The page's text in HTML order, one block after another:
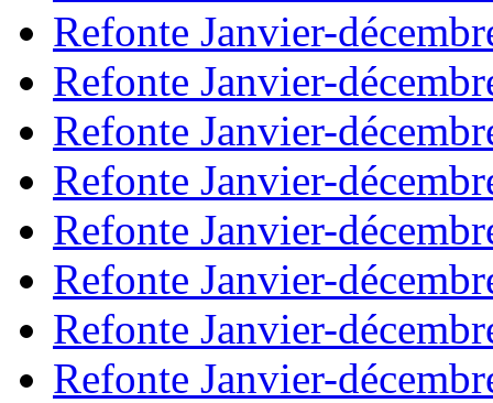
Refonte Janvier-
Refonte Janvier-
Refonte Janvier-
Refonte Janvier-
Refonte Janvier-
Refonte Janvier-
Refonte Janvier-
Refonte Janvier-